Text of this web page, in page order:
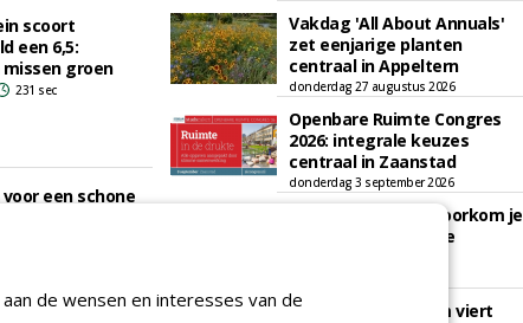
scoort
een 6,5:
groen
231 sec
voor een schone
Vakdag 'All About Annuals'
zet eenjarige planten
centraal in Appeltern
donderdag 27 augustus 2026
Openbare Ruimte Congres
2026: integrale keuzes
centraal in Zaanstad
donderdag 3 september 2026
Lunchwebinar: zo voorkom je
dat natuurinclusieve
Rooftop Symposium viert
de wensen en interesses van de